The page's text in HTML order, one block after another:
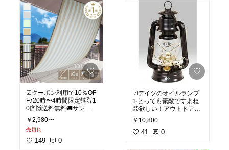
☑︎クーポン利用で10％OF
F♪20時〜4時間限定🉐㌽1
0倍🙌送料無料🚚サンシ
ェードがあると日差しが
室内に入らなくて部屋が
涼しいですよね！プール
なども置けるし良いです
￥2,980〜
売切れ
149 0
☑︎デイツのオイルランプ
✨とっても素敵ですよね
😊欲しい！アウトドアに
してもランタンはあると
便利ですよね🎶
￥10,800
41 0